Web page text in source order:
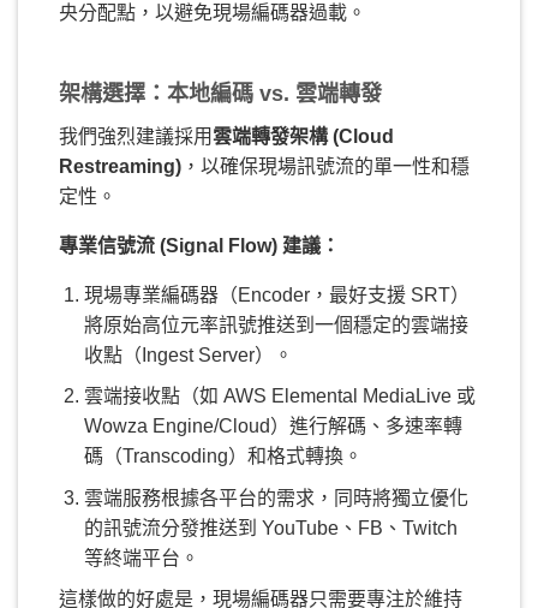
央分配點，以避免現場編碼器過載。
架構選擇：本地編碼 vs. 雲端轉發
我們強烈建議採用雲端轉發架構 (Cloud
Restreaming) ，以確保現場訊號流的單一性和穩
定性。
專業信號流 (Signal Flow) 建議：
現場專業編碼器（Encoder，最好支援 SRT）
將原始高位元率訊號推送到一個穩定的雲端接
收點（Ingest Server）。
雲端接收點（如 AWS Elemental MediaLive 或
Wowza Engine/Cloud）進行解碼、多速率轉
碼（Transcoding）和格式轉換。
雲端服務根據各平台的需求，同時將獨立優化
的訊號流分發推送到 YouTube、FB、Twitch
等終端平台。
這樣做的好處是，現場編碼器只需要專注於維持